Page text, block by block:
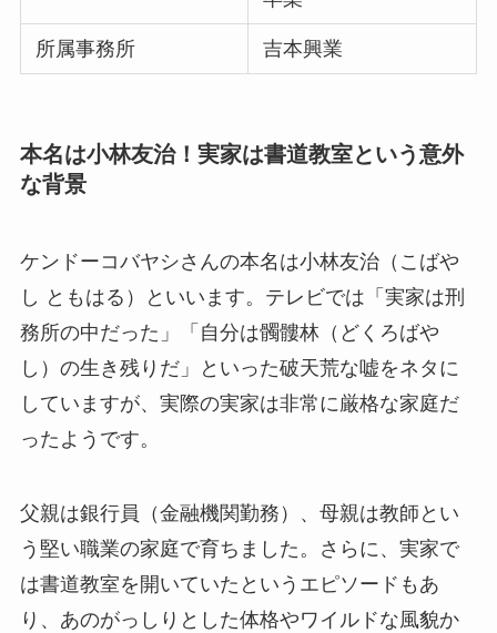
所属事務所 吉本興業
本名は小林友治！実家は書道教室という意外
な背景
ケンドーコバヤシさんの本名は小林友治（こばや
し ともはる）といいます。テレビでは「実家は刑
務所の中だった」「自分は髑髏林（どくろばや
し）の生き残りだ」といった破天荒な嘘をネタに
していますが、実際の実家は非常に厳格な家庭だ
ったようです。
父親は銀行員（金融機関勤務）、母親は教師とい
う堅い職業の家庭で育ちました。さらに、実家で
は書道教室を開いていたというエピソードもあ
り、あのがっしりとした体格やワイルドな風貌か